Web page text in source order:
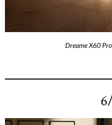
Dreame X60